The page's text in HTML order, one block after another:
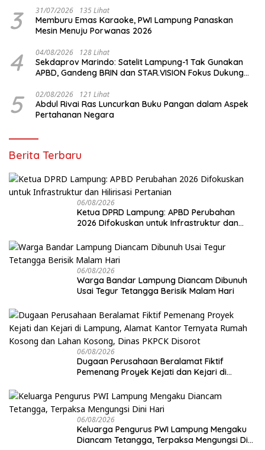
3 31/07/2026 135 Lihat
Memburu Emas Karaoke, PWI Lampung Panaskan
Mesin Menuju Porwanas 2026
4 04/08/2026 128 Lihat
Sekdaprov Marindo: Satelit Lampung-1 Tak Gunakan
APBD, Gandeng BRIN dan STAR.VISION Fokus Dukung
5 02/08/2026 121 Lihat
Abdul Rivai Ras Luncurkan Buku Pangan dalam Aspek
Pertahanan Negara
Berita Terbaru
06/08/2026
Ketua DPRD Lampung: APBD Perubahan
2026 Difokuskan untuk Infrastruktur dan
06/08/2026
Warga Bandar Lampung Diancam Dibunuh
Usai Tegur Tetangga Berisik Malam Hari
06/08/2026
Dugaan Perusahaan Beralamat Fiktif
Pemenang Proyek Kejati dan Kejari di
Kosong dan Lahan Kosong, Dinas PKPCK
Disorot
06/08/2026
Keluarga Pengurus PWI Lampung Mengaku
Diancam Tetangga, Terpaksa Mengungsi Dini